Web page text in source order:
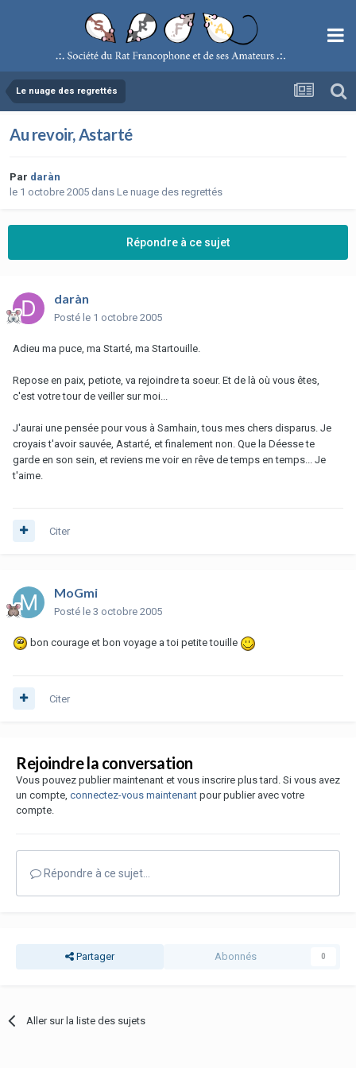
Le nuage des regrettés
Au revoir, Astarté
Par daràn
le 1 octobre 2005 dans Le nuage des regrettés
Répondre à ce sujet
daràn
Posté le 1 octobre 2005
Adieu ma puce, ma Starté, ma Startouille.
Repose en paix, petiote, va rejoindre ta soeur. Et de là où vous êtes,
c'est votre tour de veiller sur moi...
J'aurai une pensée pour vous à Samhain, tous mes chers disparus. Je
croyais t'avoir sauvée, Astarté, et finalement non. Que la Déesse te
garde en son sein, et reviens me voir en rêve de temps en temps... Je
t'aime.
Citer
MoGmi
Posté le 3 octobre 2005
bon courage et bon voyage a toi petite touille
Citer
Rejoindre la conversation
Vous pouvez publier maintenant et vous inscrire plus tard. Si vous avez
un compte, connectez-vous maintenant pour publier avec votre
compte.
Répondre à ce sujet…
Partager Abonnés 0
Aller sur la liste des sujets